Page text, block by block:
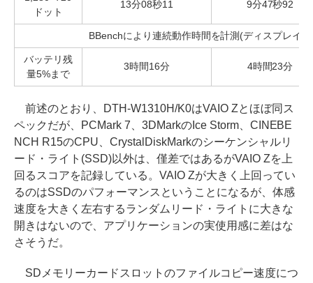
ドット
13分08秒11 9分47秒92
BBenchにより連続動作時間を計測(ディスプレイ
バッテリ残
量5%まで
3時間16分 4時間23分
前述のとおり、DTH-W1310H/K0はVAIO Zとほぼ同ス
ペックだが、PCMark 7、3DMarkのIce Storm、CINEBE
NCH R15のCPU、CrystalDiskMarkのシーケンシャルリ
ード・ライト(SSD)以外は、僅差ではあるがVAIO Zを上
回るスコアを記録している。VAIO Zが大きく上回ってい
るのはSSDのパフォーマンスということになるが、体感
速度を大きく左右するランダムリード・ライトに大きな
開きはないので、アプリケーションの実使用感に差はな
さそうだ。
SDメモリーカードスロットのファイルコピー速度につ